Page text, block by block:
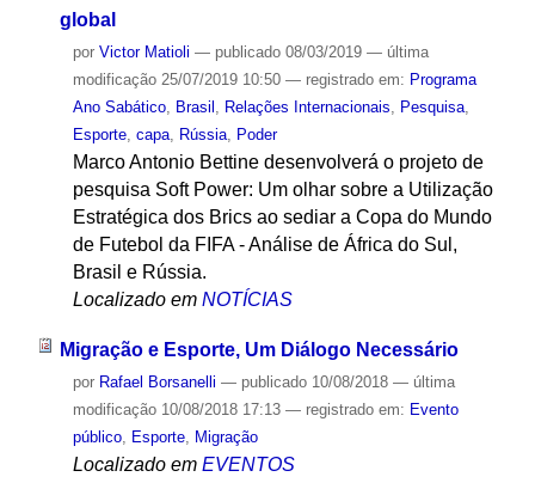
global
por Victor Matioli — publicado08/03/2019 — última
modificação25/07/2019 10:50 — registrado em: Programa
Ano Sabático, Brasil Relações Internacionais Pesquisa,
Esporte, capa, Rússia, Poder
Marco Antonio Bettine desenvolverá o projeto de
pesquisa Soft Power: Um olhar sobre a Utilização
Estratégica dos Brics ao sediar a Copa do Mundo
de Futebol da FIFA - Análise de África do Sul,
Brasil e Rússia.
Localizado em NOTÍCIAS
Migração e Esporte, Um Diálogo Necessário
por Rafael Borsanelli — publicado10/08/2018 — última
modificação10/08/2018 17:13 — registrado em: Evento
público, Esporte, Migração
Localizado em EVENTOS